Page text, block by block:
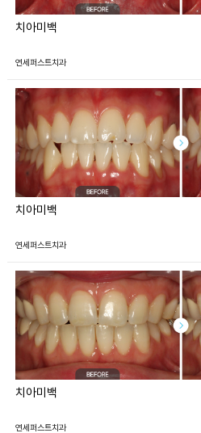
치아미백
연세퍼스트치과
치아미백
연세퍼스트치과
치아미백
연세퍼스트치과